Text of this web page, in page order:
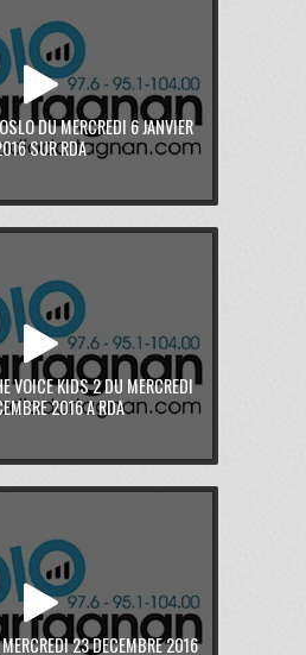
DU MERCREDI 6 JANVIER
SUR RDA
VOICE KIDS 2 DU MERCREDI
2016 A RDA
23 DECEMBRE 2016